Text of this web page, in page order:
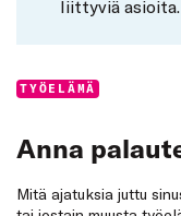
liittyviä asioita.
Categories:
TYÖELÄMÄ
Anna
Mitä ajatuksia juttu